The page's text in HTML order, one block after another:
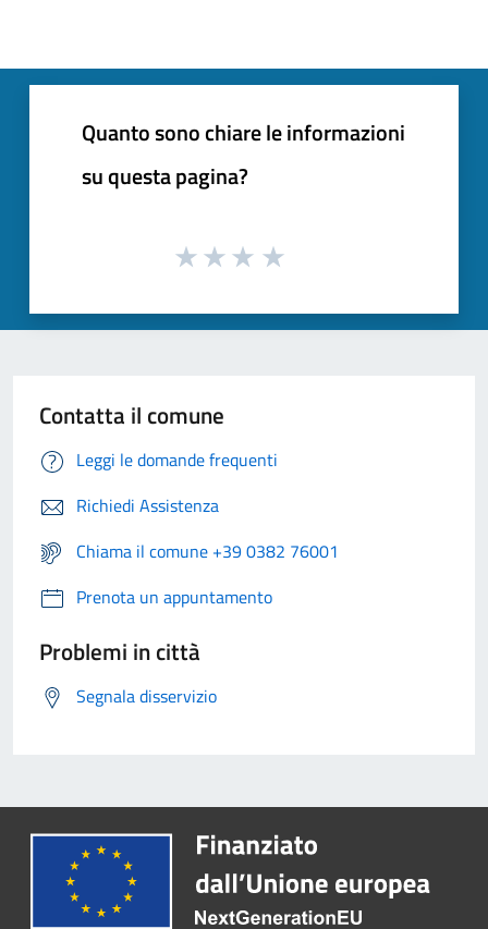
Quanto sono chiare le informazioni
su questa pagina?
Contatta il comune
Leggi le domande frequenti
Richiedi Assistenza
Chiama il comune +39 0382 76001
Prenota un appuntamento
Problemi in città
Segnala disservizio